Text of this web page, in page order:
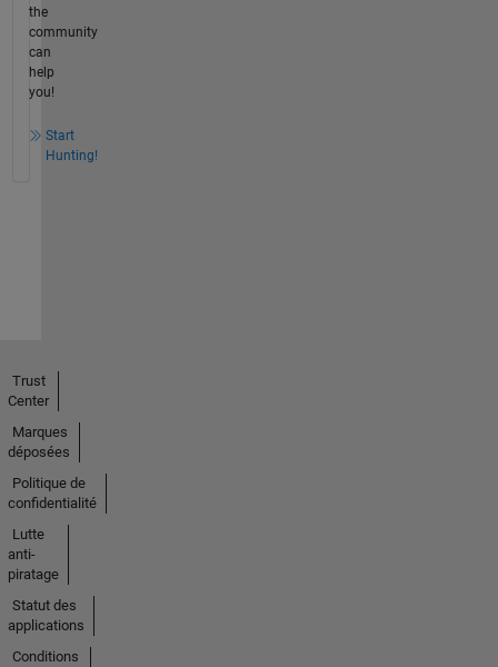
the
community
can
help
you!
Start
Hunting!
Trust
Center
Marques
déposées
Politique de
confidentialité
Lutte
anti-
piratage
Statut des
applications
Conditions